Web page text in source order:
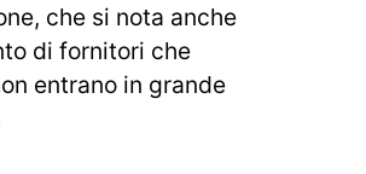
che si nota anche
di fornitori che
entrano in grande